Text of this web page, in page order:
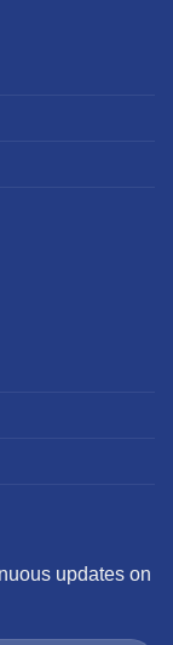
updates on